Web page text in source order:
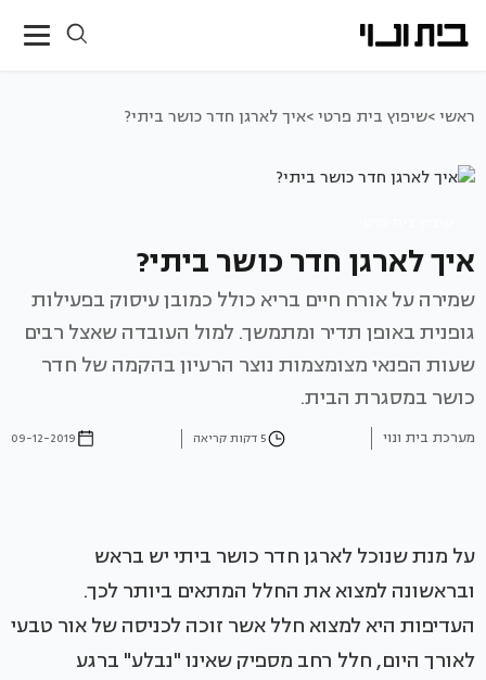
ראשי >שיפוץ בית פרטי >איך לארגן חדר כושר ביתי?
איך לארגן חדר כושר ביתי?
שמירה על אורח חיים בריא כולל כמובן עיסוק בפעילות
גופנית באופן תדיר ומתמשך. למול העובדה שאצל רבים
שעות הפנאי מצומצמות נוצר הרעיון בהקמה של חדר
כושר במסגרת הבית.
מערכת בית ונוי 5 דקות קריאה 09-12-2019
על מנת שנוכל לארגן חדר כושר ביתי יש בראש
ובראשונה למצוא את החלל המתאים ביותר לכך.
העדיפות היא למצוא חלל אשר זוכה לכניסה של אור טבעי
לאורך היום, חלל רחב מספיק שאינו "נבלע" ברגע